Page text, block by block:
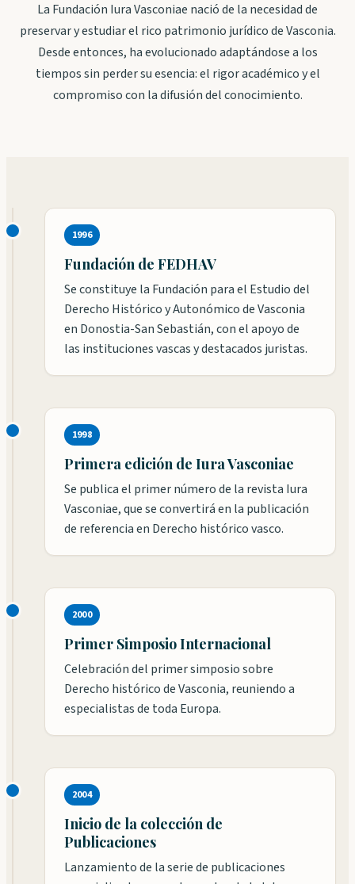
La Fundación Iura Vasconiae nació de la necesidad de
preservar y estudiar el rico patrimonio jurídico de Vasconia.
Desde entonces, ha evolucionado adaptándose a los
tiempos sin perder su esencia: el rigor académico y el
compromiso con la difusión del conocimiento.
1996
Fundación de FEDHAV
Se constituye la Fundación para el Estudio del
Derecho Histórico y Autonómico de Vasconia
en Donostia-San Sebastián, con el apoyo de
las instituciones vascas y destacados juristas.
1998
Primera edición de Iura Vasconiae
Se publica el primer número de la revista Iura
Vasconiae, que se convertirá en la publicación
de referencia en Derecho histórico vasco.
2000
Primer Simposio Internacional
Celebración del primer simposio sobre
Derecho histórico de Vasconia, reuniendo a
especialistas de toda Europa.
2004
Inicio de la colección de
Publicaciones
Lanzamiento de la serie de publicaciones